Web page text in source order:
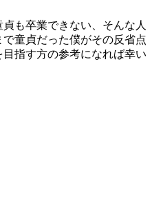
も卒業できない、そんな人
童貞だった僕がその反省点
指す方の参考になれば幸い